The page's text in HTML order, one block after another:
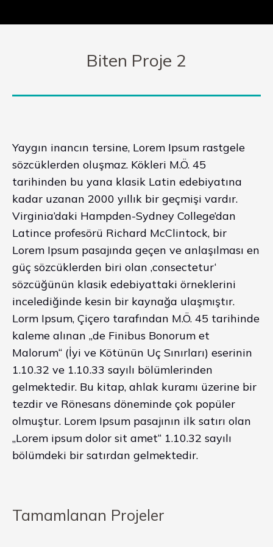
Biten Proje 2
Yaygın inancın tersine, Lorem Ipsum rastgele
sözcüklerden oluşmaz. Kökleri M.Ö. 45
tarihinden bu yana klasik Latin edebiyatına
kadar uzanan 2000 yıllık bir geçmişi vardır.
Virginia’daki Hampden-Sydney College’dan
Latince profesörü Richard McClintock, bir
Lorem Ipsum pasajında geçen ve anlaşılması en
güç sözcüklerden biri olan ‚consectetur‘
sözcüğünün klasik edebiyattaki örneklerini
incelediğinde kesin bir kaynağa ulaşmıştır.
Lorm Ipsum, Çiçero tarafından M.Ö. 45 tarihinde
kaleme alınan „de Finibus Bonorum et
Malorum“ (İyi ve Kötünün Uç Sınırları) eserinin
1.10.32 ve 1.10.33 sayılı bölümlerinden
gelmektedir. Bu kitap, ahlak kuramı üzerine bir
tezdir ve Rönesans döneminde çok popüler
olmuştur. Lorem Ipsum pasajının ilk satırı olan
„Lorem ipsum dolor sit amet“ 1.10.32 sayılı
bölümdeki bir satırdan gelmektedir.
Tamamlanan Projeler